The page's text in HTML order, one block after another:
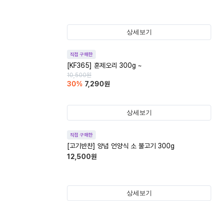
상세보기
직접 구매한
[KF365] 훈제오리 300g ~
10,500원
30% 7,290원
상세보기
직접 구매한
[고기반찬] 양념 언양식 소 불고기 300g
12,500원
상세보기